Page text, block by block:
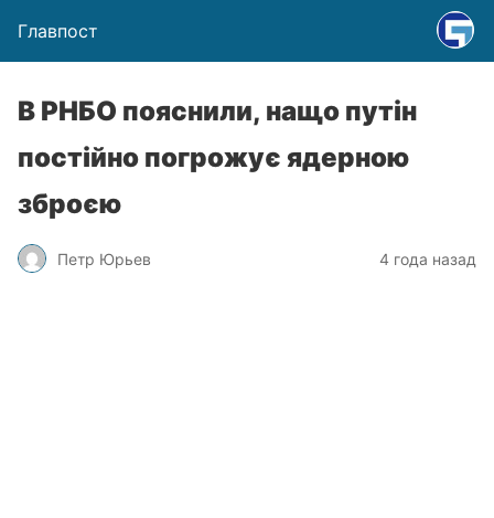
Главпост
В РНБО пояснили, нащо путін
постійно погрожує ядерною
зброєю
Петр Юрьев 4 года назад